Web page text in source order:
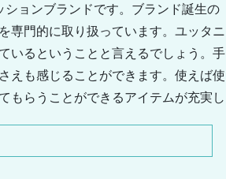
ョンブランドです。ブランド誕生の
専門的に取り扱っています。ユッタニ
いるということと言えるでしょう。手
えも感じることができます。使えば使
もらうことができるアイテムが充実し
ことなく、オリジナルのデザインを貫